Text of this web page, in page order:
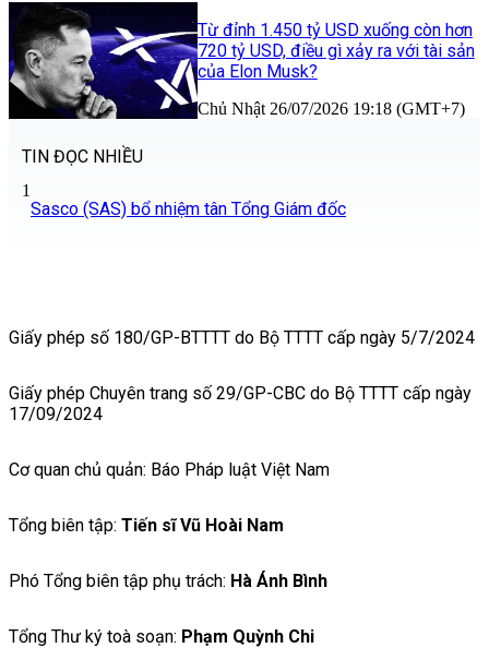
Từ đỉnh 1.450 tỷ USD xuống còn hơn
720 tỷ USD, điều gì xảy ra với tài sản
của Elon Musk?
Chủ Nhật 26/07/2026 19:18 (GMT+7)
TIN ĐỌC NHIỀU
1
Sasco (SAS) bổ nhiệm tân Tổng Giám đốc
Giấy phép số 180/GP-BTTTT do Bộ TTTT cấp ngày 5/7/2024
Giấy phép Chuyên trang số 29/GP-CBC do Bộ TTTT cấp ngày
17/09/2024
Cơ quan chủ quản: Báo Pháp luật Việt Nam
Tổng biên tập: Tiến sĩ Vũ Hoài Nam
Phó Tổng biên tập phụ trách: Hà Ánh Bình
Tổng Thư ký toà soạn: Phạm Quỳnh Chi